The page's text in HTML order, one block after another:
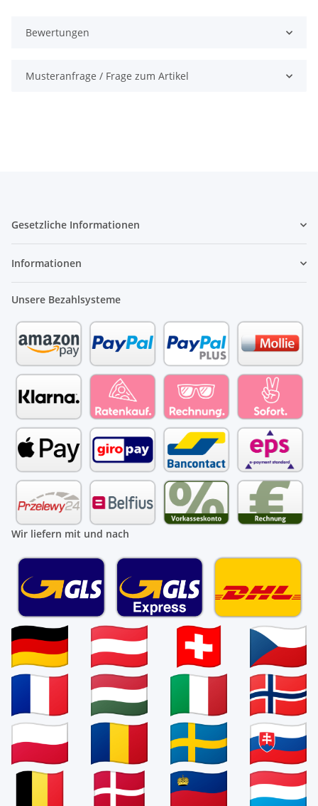
Bewertungen
Musteranfrage / Frage zum Artikel
Gesetzliche Informationen
Informationen
Unsere Bezahlsysteme
Wir liefern mit und nach